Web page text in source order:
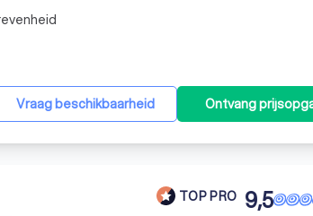
Vraag beschikbaarheid Ontvang
TOP PRO 9,5